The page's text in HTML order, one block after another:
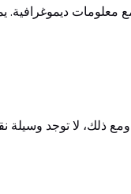
معلومات ديموغرافية.
ذلك، لا توجد وسيلة